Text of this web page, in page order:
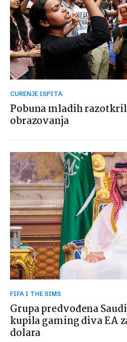
CURENJE ISPITA
Pobuna mladih
obrazovanja
FIFA I THE SIMS
Grupa predvođena
kupila gaming diva EA
dolara